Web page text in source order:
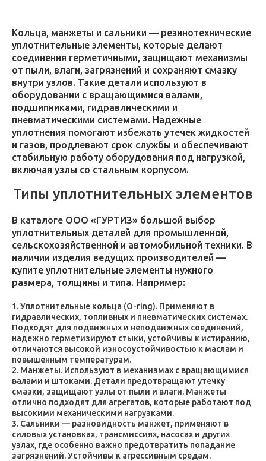
Кольца, манжеты и сальники — резинотехнические
уплотнительные элементы, которые делают
соединения герметичными, защищают механизмы
от пыли, влаги, загрязнений и сохраняют смазку
внутри узлов. Такие детали используют в
оборудовании с вращающимися валами,
подшипниками, гидравлическими и
пневматическими системами. Надежные
уплотнения помогают избежать утечек жидкостей
и газов, продлевают срок службы и обеспечивают
стабильную работу оборудования под нагрузкой,
включая узлы со стальным корпусом.
Типы уплотнительных элементов
В каталоге ООО «ГУРТИЗ» большой выбор
уплотнительных деталей для промышленной,
сельскохозяйственной и автомобильной техники. В
наличии изделия ведущих производителей —
купите уплотнительные элементы нужного
размера, толщины и типа. Например:
Уплотнительные кольца (O-ring). Применяют в
гидравлических, топливных и пневматических системах.
Подходят для подвижных и неподвижных соединений,
надежно герметизируют стыки, устойчивы к истиранию,
отличаются высокой износоустойчивостью к маслам и
повышенным температурам.
Манжеты. Используют в механизмах с вращающимися
валами и штоками. Детали предотвращают утечку
смазки, защищают узлы от пыли и влаги. Манжеты
отлично подходят для агрегатов, которые работают под
высокими механическими нагрузками.
Сальники — разновидность манжет, применяют в
силовых установках, трансмиссиях, насосах и других
узлах, где особенно важно предотвратить попадание
загрязнений. Устойчивы к агрессивным средам.